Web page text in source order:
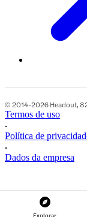
Explorar
© 2014-2026 Headout,
Termos de uso
•
Política de
•
Dados da empresa